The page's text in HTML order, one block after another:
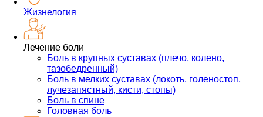
Жизнелогия
Лечение боли
Боль в крупных суставах (плечо, колено,
тазобедренный)
Боль в мелких суставах (локоть, голеностоп,
лучезапястный, кисти, стопы)
Боль в спине
Головная боль